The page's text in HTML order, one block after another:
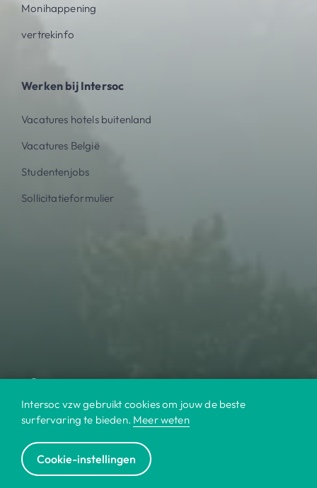
Monihappening
vertrekinfo
Werken bij Intersoc
Vacatures hotels buitenland
Vacatures België
Studentenjobs
Sollicitatieformulier
Intersoc vzw gebruikt cookies om jouw de beste
surfervaring te bieden. Meer weten
Cookie-instellingen